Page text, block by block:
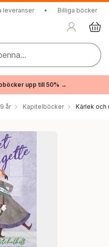
leveranser • Billiga böcker
upp till 50% →
år Kapitelböcker Kärlek och